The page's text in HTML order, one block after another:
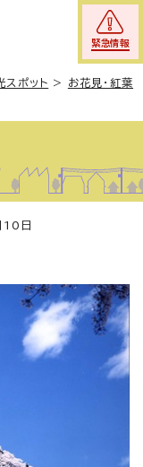
緊急情報
スポット > お花見・紅葉
日